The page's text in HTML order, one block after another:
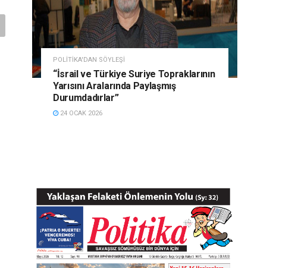
POLITIKA'DAN SÖYLEŞI
“İsrail ve Türkiye Suriye Topraklarının
Yarısını Aralarında Paylaşmış
Durumdadırlar”
24 OCAK 2026